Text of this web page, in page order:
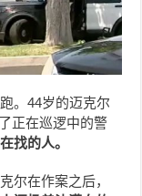
。44岁的迈克尔
正在巡逻中的警
找的人。
尔在作案之后，